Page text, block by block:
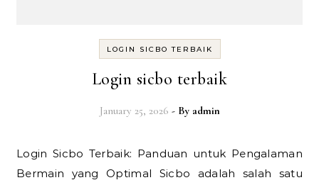
LOGIN SICBO TERBAIK
Login sicbo terbaik
January 25, 2026 - By admin
Login Sicbo Terbaik: Panduan untuk Pengalaman
Bermain yang Optimal Sicbo adalah salah satu